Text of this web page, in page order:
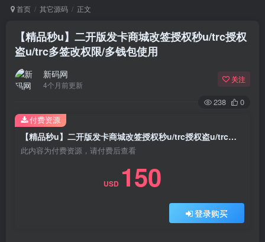
首页 其它源码 正文
【精品秒u】二开版发卡商城改签授权秒u/trc授权
盗u/trc多签改权限/多钱包使用
新码网
4个月前更新
关注
238 0
【精品秒u】二开版发卡商城改签授权秒u/trc授权盗u/trc多签改权限/多钱包使用
此内容为付费资源，请付费后查看
USD 150
登录购买
付费资源